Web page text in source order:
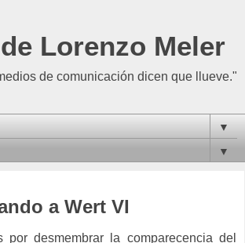
Lorenzo Meler
de comunicación dicen que llueve."
▼
▼
a Wert VI
por desmembrar la comparecencia del